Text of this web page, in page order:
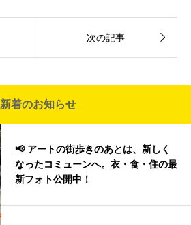
次の記事 
新着のお知らせ
📢 アートの街歩きのあとは、新しく
なったコミューンへ。衣・食・住の最
新フォト公開中！